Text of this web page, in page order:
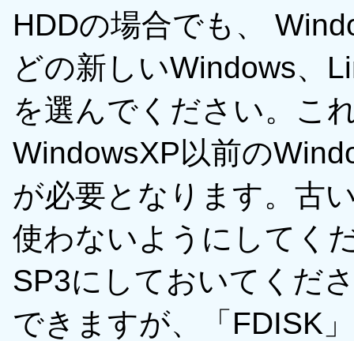
HDDの場合でも、
どの新しいWindows、
を選んでください。こ
WindowsXP以前の
が必要となります。古
使わないようにしてく
SP3にしておいてくだ
できますが、「FDISK